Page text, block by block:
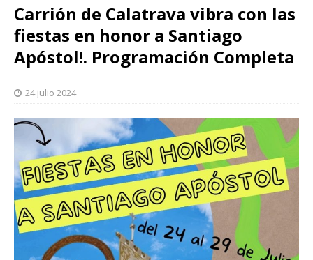
Carrión de Calatrava vibra con las
fiestas en honor a Santiago
Apóstol!. Programación Completa
24 julio 2024